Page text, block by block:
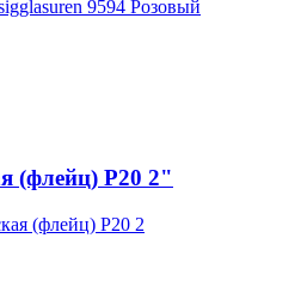
(флейц) Р20 2"